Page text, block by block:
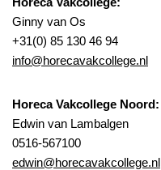
Ginny van Os
+31(0) 85 130 46 94
info@horecavakcollege.nl
Horeca Vakcollege Noord:
Edwin van Lambalgen
0516-567100
edwin@horecavakcollege.nl